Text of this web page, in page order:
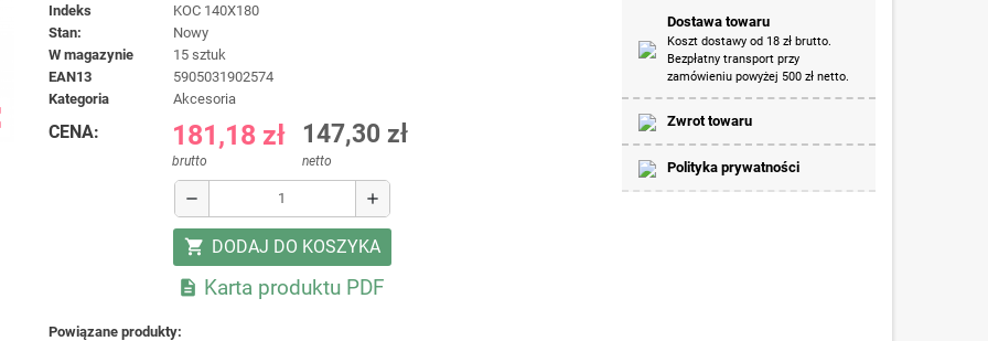
Indeks
KOC 140X180
Stan:
Nowy
W magazynie
15 sztuk
EAN13
5905031902574
kategoria
Akcesoria
CENA: 181,18 zł
brutto
147,30 zł
netto
remove add
shopping_cart DODAJ DO KOSZYKA
 Karta produktu PDF
Powiązane produkty:
Dostawa towaru
Koszt dostawy od 18 zł brutto.
Bezpłatny transport przy
zamówieniu powyżej 500 zł netto.
Zwrot towaru
Polityka prywatności